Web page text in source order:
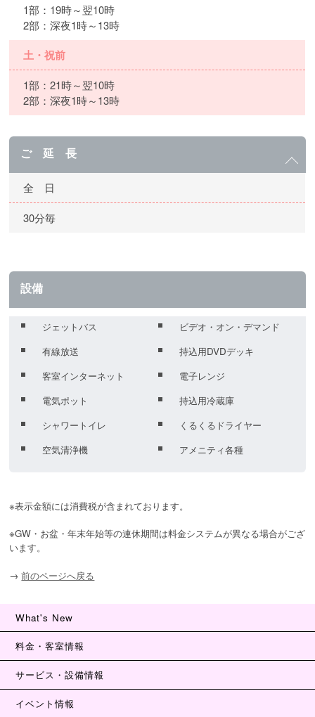
1部：19時～翌10時
2部：深夜1時～13時
土・祝前
1部：21時～翌10時
2部：深夜1時～13時
ご 延 長
全 日
30分毎
設備
ジェットバス
ビデオ・オン・デマンド
有線放送
持込用DVDデッキ
客室インターネット
電子レンジ
電気ポット
持込用冷蔵庫
シャワートイレ
くるくるドライヤー
空気清浄機
アメニティ各種
※表示金額には消費税が含まれております。
※GW・お盆・年末年始等の連休期間は料金システムが異なる場合がござ
います。
→ 前のページへ戻る
What's New
料金・客室情報
サービス・設備情報
イベント情報